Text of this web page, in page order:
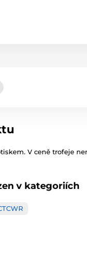
V ceně trofeje
v kategoriích